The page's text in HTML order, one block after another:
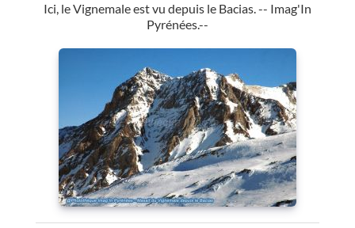
Ici, le Vignemale est vu depuis le Bacias. -- Imag'In
Pyrénées.--